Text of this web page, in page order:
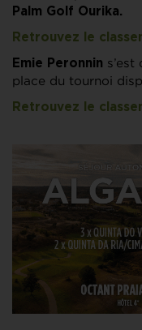
Palm Golf Ourika.
Retrouvez le
Emie Peronnin
place du tournoi
Retrouvez le